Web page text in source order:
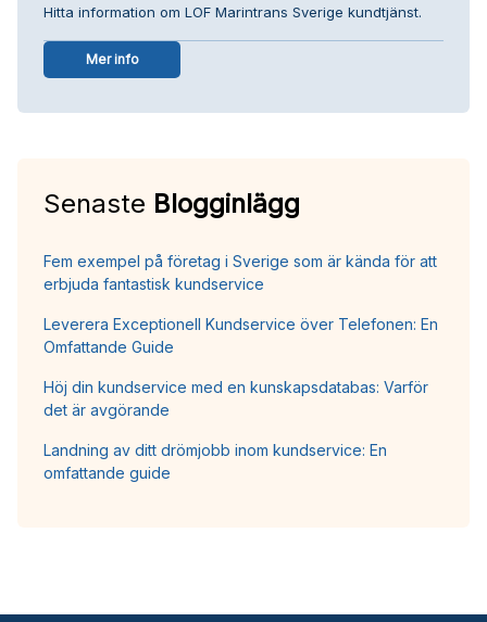
Hitta information om LOF Marintrans Sverige kundtjänst.
Mer info
Senaste Blogginlägg
Fem exempel på företag i Sverige som är kända för att
erbjuda fantastisk kundservice
Leverera Exceptionell Kundservice över Telefonen: En
Omfattande Guide
Höj din kundservice med en kunskapsdatabas: Varför
det är avgörande
Landning av ditt drömjobb inom kundservice: En
omfattande guide